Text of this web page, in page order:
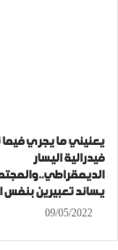
يعنيني ما يجري
فيدرالية اليسار
يساند تعبيرين بنفس
09/05/2022